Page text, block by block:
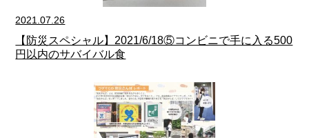
2021.07.26
【防災スペシャル】2021/6/18⑤コンビニで手に入る500
円以内のサバイバル食